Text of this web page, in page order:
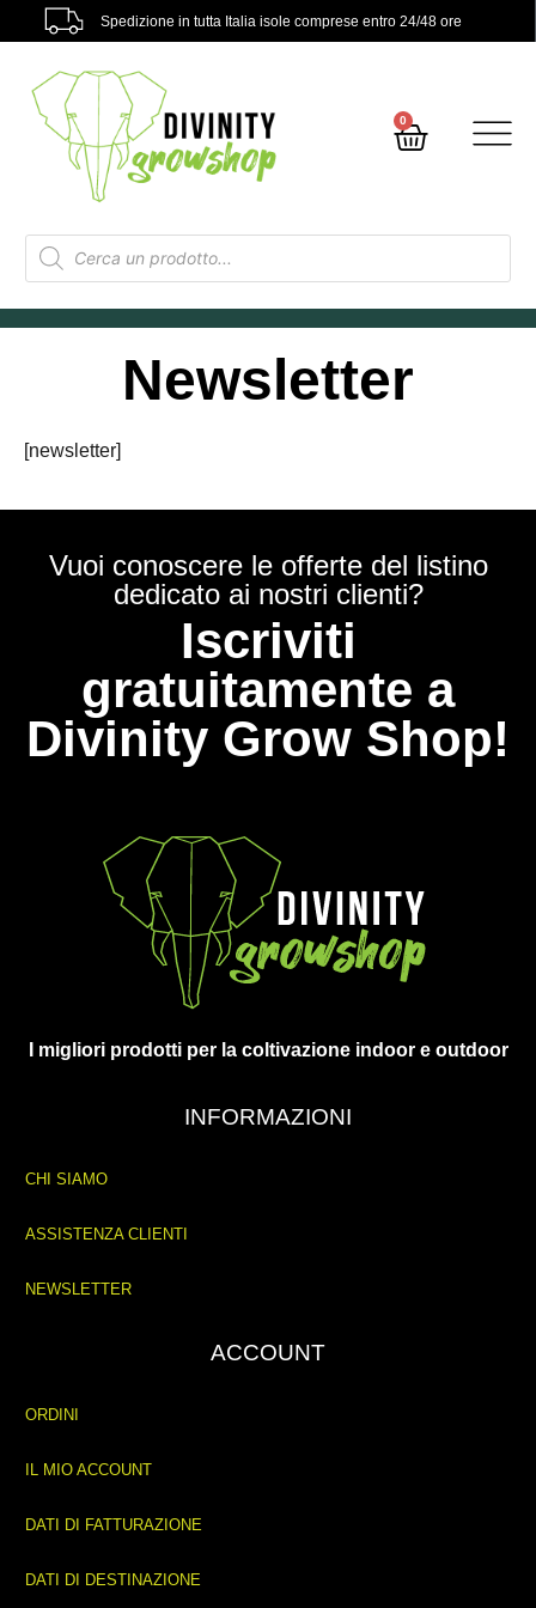
Spedizione in tutta Italia isole comprese entro 24/48 ore
0
Newsletter
[newsletter]
Vuoi conoscere le offerte del listino
dedicato ai nostri clienti?
Iscriviti
gratuitamente a
Divinity Grow Shop!
I migliori prodotti per la coltivazione indoor e outdoor
INFORMAZIONI
CHI SIAMO
ASSISTENZA CLIENTI
NEWSLETTER
ACCOUNT
ORDINI
IL MIO ACCOUNT
DATI DI FATTURAZIONE
DATI DI DESTINAZIONE